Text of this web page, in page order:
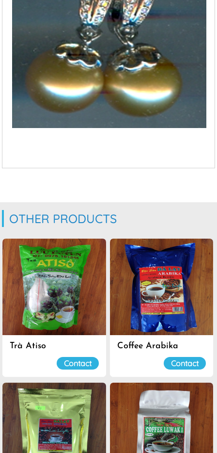
OTHER PRODUCTS
Trà Atiso
Contact
Coffee Arabika
Contact